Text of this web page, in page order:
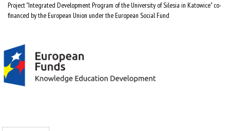
Project "Integrated Development Program of the University of Silesia in Katowice" co-
financed by the European Union under the European Social Fund